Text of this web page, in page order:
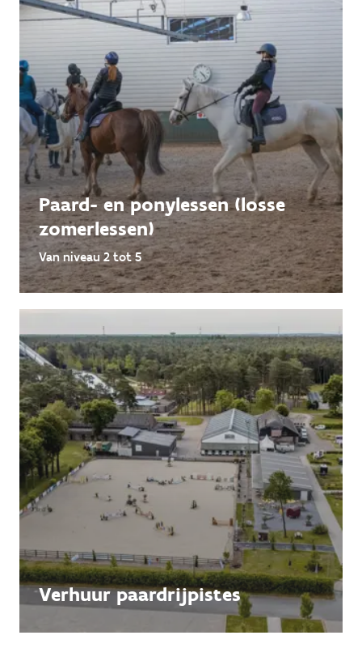
Paard- en ponylessen (losse
zomerlessen)
Van niveau 2 tot 5
Verhuur paardrijpistes